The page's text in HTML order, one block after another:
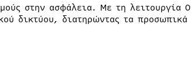
στην ασφάλεια. Με τη λειτουργία
δικτύου, διατηρώντας τα προσωπικά